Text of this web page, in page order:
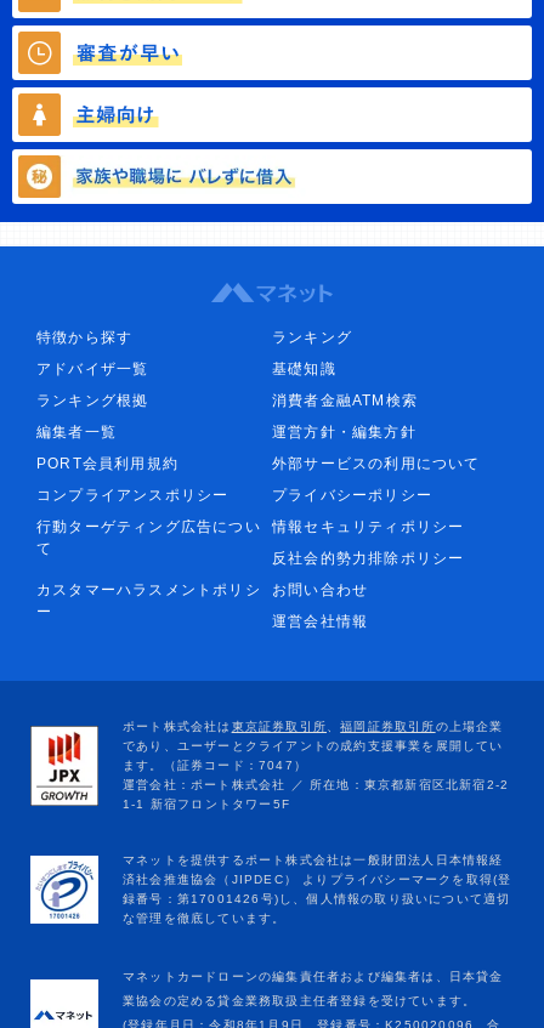
特徴から探す
ランキング
アドバイザ一覧
基礎知識
ランキング根拠
消費者金融ATM検索
編集者一覧
運営方針・編集方針
PORT会員利用規約
外部サービスの利用について
コンプライアンスポリシー
プライバシーポリシー
行動ターゲティング広告につい
て
情報セキュリティポリシー
反社会的勢力排除ポリシー
カスタマーハラスメントポリシ
ー
お問い合わせ
運営会社情報
マネットカードローンの編集責任者および編集者は、日本貸金
業協会の定める貸金業務取扱主任者登録を受けています。
(登録年月日：令和8年1月9日、登録番号：K250020096、合